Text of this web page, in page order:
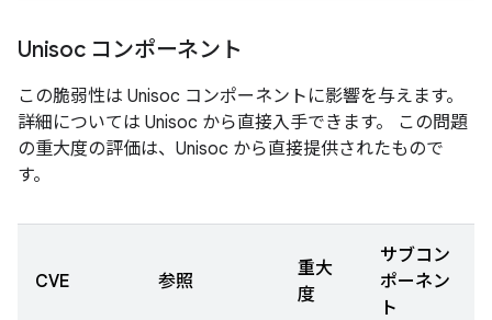
Unisoc コンポーネント
この脆弱性は Unisoc コンポーネントに影響を与えます。
詳細については Unisoc から直接入手できます。 この問題
の重大度の評価は、Unisoc から直接提供されたもので
す。
CVE 参照
重大
度
サブコン
ポーネン
ト